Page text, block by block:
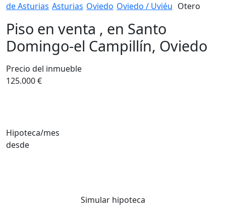
de Asturias Asturias Oviedo Oviedo / Uviéu Otero
Piso en venta , en Santo
Domingo-el Campillín, Oviedo
Precio del inmueble
125.000 €
Hipoteca/mes
desde
Simular hipoteca